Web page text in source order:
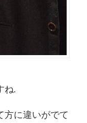
ね.
方に違いがでて